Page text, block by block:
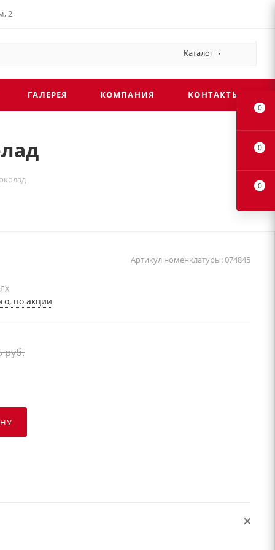
2
Каталог
ГАЛЕРЕЯ КОМПАНИЯ КОНТАКТЫ
Артикул номенклатуры:074845
по акции
руб.
0
0
0